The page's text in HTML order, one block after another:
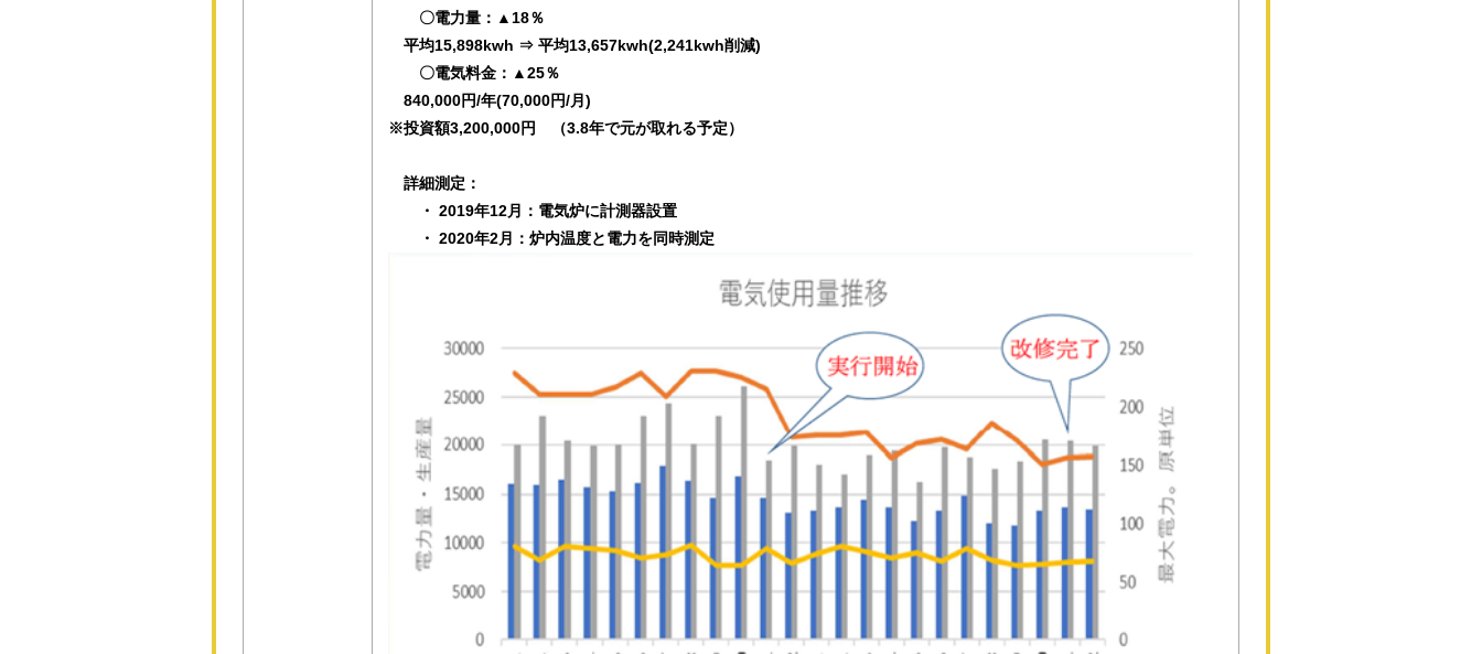
〇電力量：▲18％
平均15,898kwh ⇒ 平均13,657kwh(2,241kwh削減)
〇電気料金：▲25％
840,000円/年(70,000円/月)
※投資額3,200,000円 （3.8年で元が取れる予定）
詳細測定：
・ 2019年12月：電気炉に計測器設置
・ 2020年2月：炉内温度と電力を同時測定